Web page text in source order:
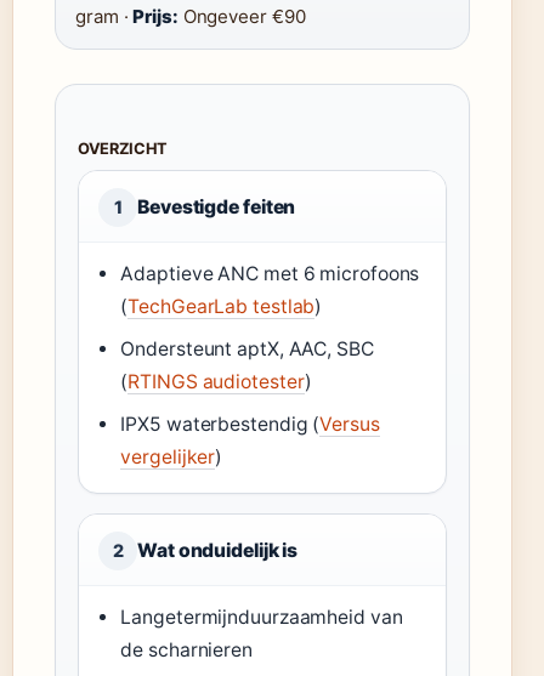
gram ·Prijs: Ongeveer €90
OVERZICHT
1 Bevestigde feiten
Adaptieve ANC met 6 microfoons
(TechGearLab testlab)
Ondersteunt aptX, AAC, SBC
(RTINGS audiotester)
IPX5 waterbestendig (Versus
vergelijker)
2 Wat onduidelijk is
Langetermijnduurzaamheid van
de scharnieren